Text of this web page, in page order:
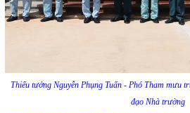
Thiếu tướng Nguyễn Phụng Tuấn - Phó Tham mưu
đạo Nhà trường